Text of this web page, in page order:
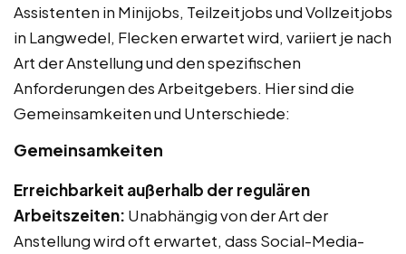
Assistenten in Minijobs, Teilzeitjobs und Vollzeitjobs
in Langwedel, Flecken erwartet wird, variiert je nach
Art der Anstellung und den spezifischen
Anforderungen des Arbeitgebers. Hier sind die
Gemeinsamkeiten und Unterschiede:
Gemeinsamkeiten
Erreichbarkeit außerhalb der regulären
Arbeitszeiten: Unabhängig von der Art der
Anstellung wird oft erwartet, dass Social-Media-